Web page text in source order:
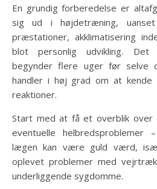
En grundig forberedelse er
sig ud i højdetræning,
præstationer, akklimatisering
blot personlig udvikling. Det
begynder flere uger før selve
handler i høj grad om at
reaktioner.
Start med at få et overblik over
eventuelle helbredsproblemer
lægen kan være guld værd,
oplevet problemer med
underliggende sygdomme.